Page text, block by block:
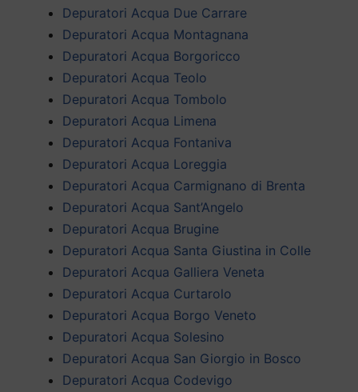
Depuratori Acqua Due Carrare
Depuratori Acqua Montagnana
Depuratori Acqua Borgoricco
Depuratori Acqua Teolo
Depuratori Acqua Tombolo
Depuratori Acqua Limena
Depuratori Acqua Fontaniva
Depuratori Acqua Loreggia
Depuratori Acqua Carmignano di Brenta
Depuratori Acqua Sant’Angelo
Depuratori Acqua Brugine
Depuratori Acqua Santa Giustina in Colle
Depuratori Acqua Galliera Veneta
Depuratori Acqua Curtarolo
Depuratori Acqua Borgo Veneto
Depuratori Acqua Solesino
Depuratori Acqua San Giorgio in Bosco
Depuratori Acqua Codevigo